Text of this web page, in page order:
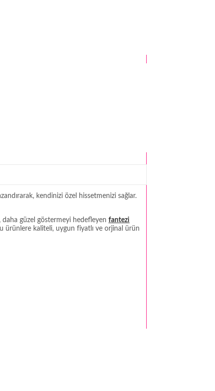
kendinizi özel hissetmenizi sağlar.
daha güzel göstermeyi hedefleyen fantezi
ürünlere kaliteli, uygun fiyatlı ve orjinal ürün